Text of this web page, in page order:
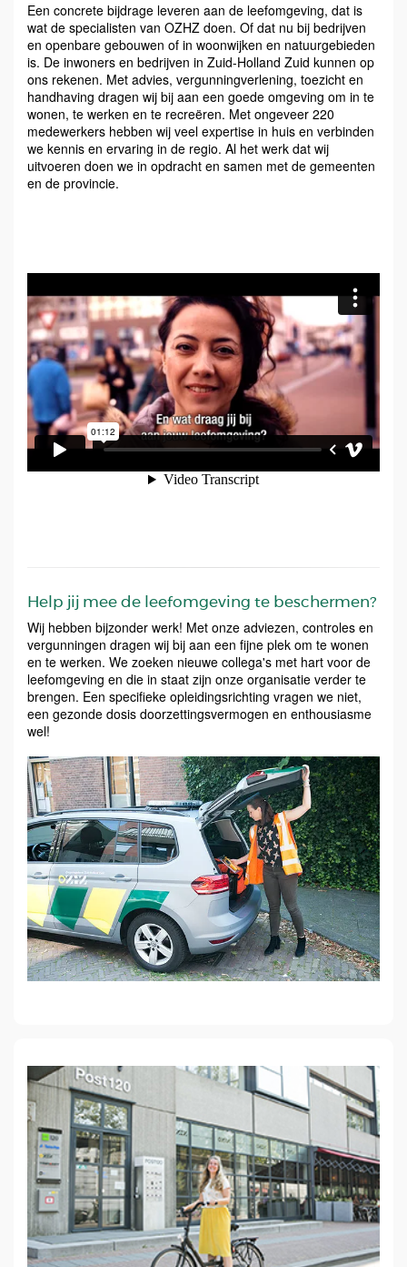
Een concrete bijdrage leveren aan de leefomgeving, dat is
wat de specialisten van OZHZ doen. Of dat nu bij bedrijven
en openbare gebouwen of in woonwijken en natuurgebieden
is. De inwoners en bedrijven in Zuid-Holland Zuid kunnen op
ons rekenen. Met advies, vergunningverlening, toezicht en
handhaving dragen wij bij aan een goede omgeving om in te
wonen, te werken en te recreëren. Met ongeveer 220
medewerkers hebben wij veel expertise in huis en verbinden
we kennis en ervaring in de regio. Al het werk dat wij
uitvoeren doen we in opdracht en samen met de gemeenten
en de provincie.
Help jij mee de leefomgeving te beschermen?
Wij hebben bijzonder werk! Met onze adviezen, controles en
vergunningen dragen wij bij aan een fijne plek om te wonen
en te werken. We zoeken nieuwe collega's met hart voor de
leefomgeving en die in staat zijn onze organisatie verder te
brengen. Een specifieke opleidingsrichting vragen we niet,
een gezonde dosis doorzettingsvermogen en enthousiasme
wel!